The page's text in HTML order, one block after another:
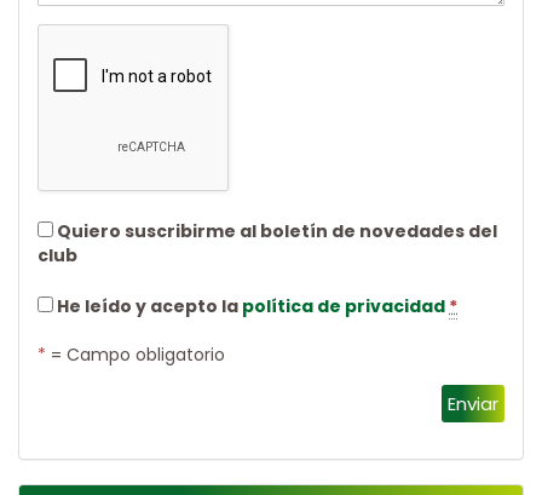
Quiero suscribirme al boletín de novedades del
club
He leído y acepto la política de privacidad*
* = Campo obligatorio
Enviar